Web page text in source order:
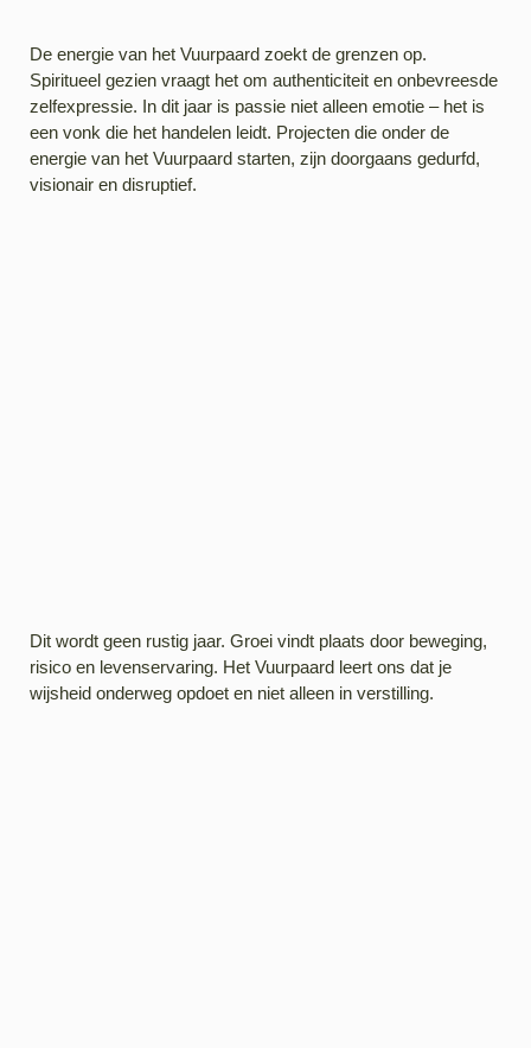
De energie van het Vuurpaard zoekt de grenzen op.
Spiritueel gezien vraagt het om authenticiteit en onbevreesde
zelfexpressie. In dit jaar is passie niet alleen emotie – het is
een vonk die het handelen leidt. Projecten die onder de
energie van het Vuurpaard starten, zijn doorgaans gedurfd,
visionair en disruptief.
Dit wordt geen rustig jaar. Groei vindt plaats door beweging,
risico en levenservaring. Het Vuurpaard leert ons dat je
wijsheid onderweg opdoet en niet alleen in verstilling.